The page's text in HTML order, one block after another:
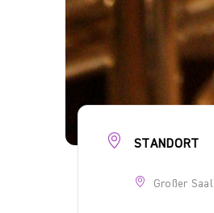
STANDORT
Großer Saal